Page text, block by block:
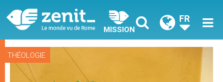
MISSION
FR
THÉOLOGIE